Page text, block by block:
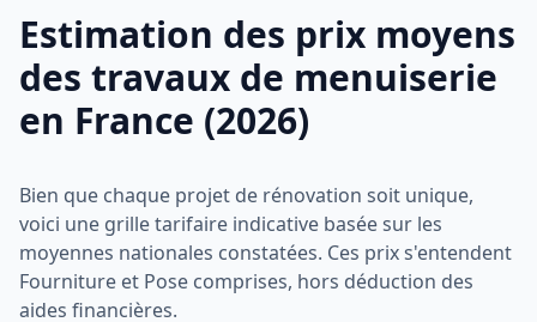
Estimation des prix moyens
des travaux de menuiserie
en France (2026)
Bien que chaque projet de rénovation soit unique,
voici une grille tarifaire indicative basée sur les
moyennes nationales constatées. Ces prix s'entendent
Fourniture et Pose comprises, hors déduction des
aides financières.